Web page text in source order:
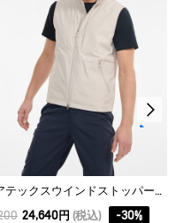
50
ゴアテックスウインドストッパー® スリーブレスジャケット
24,640円 (税込) -30%